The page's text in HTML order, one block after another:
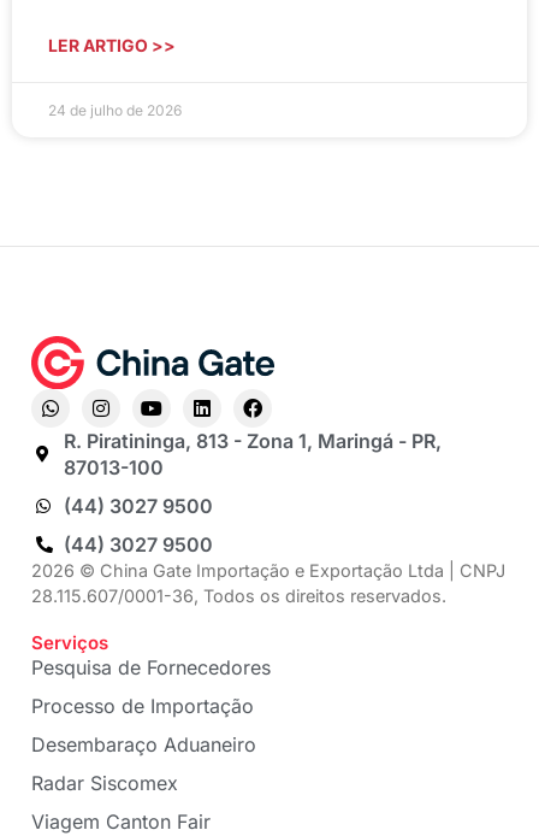
LER ARTIGO >>
24 de julho de 2026
R. Piratininga, 813 - Zona 1, Maringá - PR,
87013-100
(44) 3027 9500
(44) 3027 9500
2026 © China Gate Importação e Exportação Ltda | CNPJ
28.115.607/0001-36, Todos os direitos reservados.
Serviços
Pesquisa de Fornecedores
Processo de Importação
Desembaraço Aduaneiro
Radar Siscomex
Viagem Canton Fair